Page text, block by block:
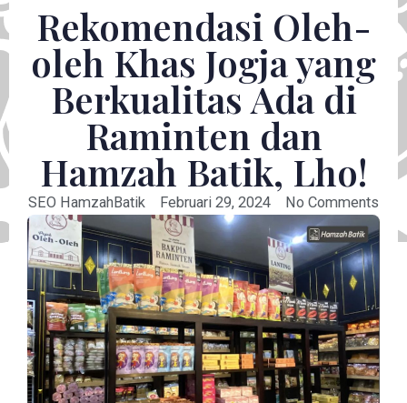
Rekomendasi Oleh-
oleh Khas Jogja yang
Berkualitas Ada di
Raminten dan
Hamzah Batik, Lho!
SEO HamzahBatik Februari 29, 2024 No Comments